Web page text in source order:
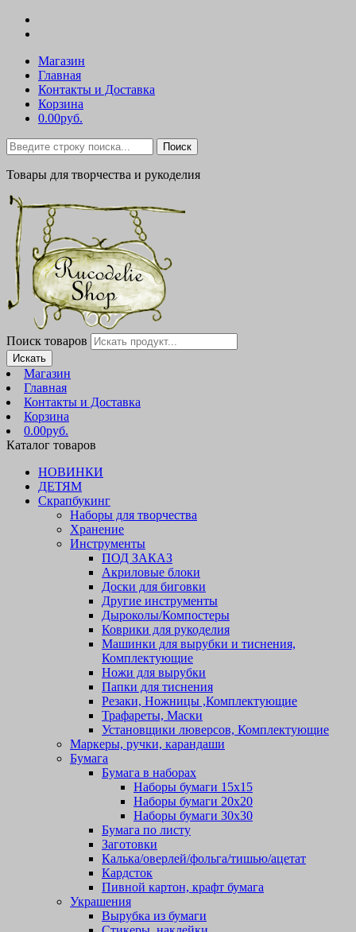
Магазин
Главная
Контакты и Доставка
Корзина
0.00руб.
Поиск
Товары для творчества и рукоделия
Поиск товаров
Искать
Магазин
Главная
Контакты и Доставка
Корзина
0.00руб.
Каталог товаров
НОВИНКИ
ДЕТЯМ
Скрапбукинг
Наборы для творчества
Хранение
Инструменты
ПОД ЗАКАЗ
Акриловые блоки
Доски для биговки
Другие инструменты
Дыроколы/Компостеры
Коврики для рукоделия
Машинки для вырубки и тиснения,
Комплектующие
Ножи для вырубки
Папки для тиснения
Резаки, Ножницы ,Комплектующие
Трафареты, Маски
Установщики люверсов, Комплектующие
Маркеры, ручки, карандаши
Бумага
Бумага в наборах
Наборы бумаги 15х15
Наборы бумаги 20х20
Наборы бумаги 30х30
Бумага по листу
Заготовки
Калька/оверлей/фольга/тишью/ацетат
Кардсток
Пивной картон, крафт бумага
Украшения
Вырубка из бумаги